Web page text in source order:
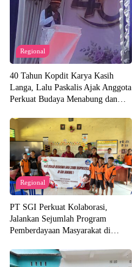
Regional
40 Tahun Kopdit Karya Kasih
Langa, Lalu Paskalis Ajak Anggota
Perkuat Budaya Menabung dan
Regional
PT SGI Perkuat Kolaborasi,
Jalankan Sejumlah Program
Pemberdayaan Masyarakat di